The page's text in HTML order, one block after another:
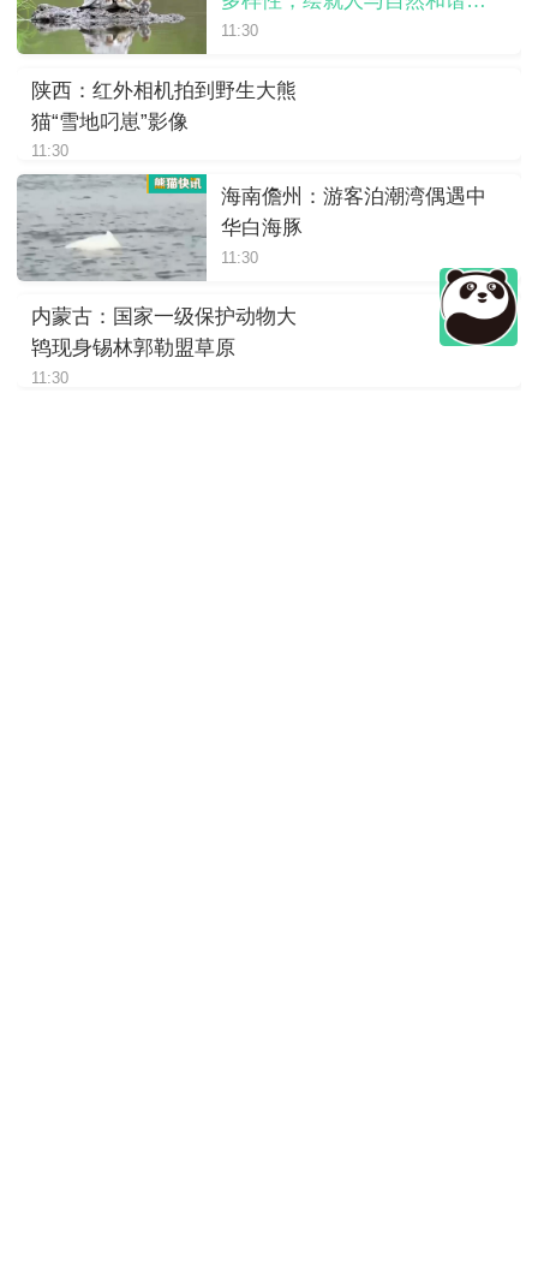
卷
11:30
陕西：红外相机拍到野生大熊
猫“雪地叼崽”影像
11:30
海南儋州：游客泊潮湾偶遇中
华白海豚
11:30
内蒙古：国家一级保护动物大
鸨现身锡林郭勒盟草原
11:30